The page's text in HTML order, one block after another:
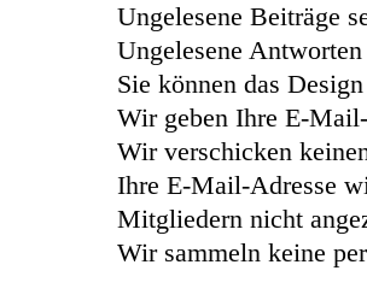
Ungelesene Beiträge
Ungelesene
Sie können das
Wir geben Ihre E-
Wir verschicken
Ihre E-Mail-Adresse
Mitgliedern nicht
Wir sammeln keine